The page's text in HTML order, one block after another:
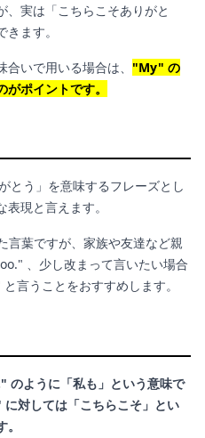
、実は「こちらこそありがと
ます。
合いで用いる場合は、 "My" の
ポイントです。
とう」を意味するフレーズとし
現と言えます。
言葉ですが、家族や友達など親
、少し改まって言いたい場合
言うことをおすすめします。
ように「私も」という意味で
対しては「こちらこそ」とい